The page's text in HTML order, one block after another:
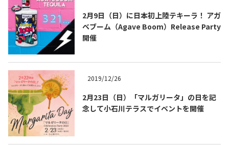
テキーラの飲み方 How to Drink Tequila
メキシコ料理 Cuisines of Mexico
メキシコ旅行
2月9日（日）に日本初上陸テキーラ！ アガ
ベブーム（Agave Boom）Release Party
開催
2019/12/26
2月23日（日）「マルガリータ」の日を記
念して小石川テラスでイベントを開催